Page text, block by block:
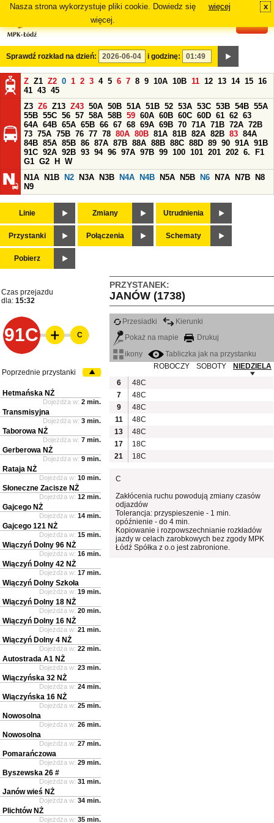
Nasza strona wykorzystuje pliki cookie. Dowiedz się
więcej.
więcej x
Sprawdź rozkład na dzień: i godzinę:
Z Z1 Z2 0 1 2 3 4 5 6 7 8 9 10A 10B 11 12 13 14 15 16
41 43 45
Z3 Z6 Z13 Z43 50A 50B 51A 51B 52 53A 53C 53B 54B 55A
55B 55C 56 57 58A 58B 59 60A 60B 60C 60D 61 62 63
64A 64B 65A 65B 66 67 68 69A 69B 70 71A 71B 72A 72B
73 75A 75B 76 77 78 80A 80B 81A 81B 82A 82B 83 84A
84B 85A 85B 86 87A 87B 88A 88B 88C 88D 89 90 91A 91B
91C 92A 92B 93 94 96 97A 97B 99 100 101 201 202 6.
F1
G1 G2 H
W
N1A
N1B N2 N3A N3B N4A N4B N5A N5B N6 N7A N7B
N8
N9
Linie Zmiany Utrudnienia
Przystanki Połączenia Schematy
Pobierz
PRZYSTANEK:
JANÓW (1738)
Czas przejazdu
dla: 15:32
91C
Przesiadki
Kierunki
Pokaż na mapie
Drukuj
ikony
Tabliczka jak na przystanku
ROBOCZY
SOBOTY
NIEDZIELA
6
48C
7
48C
9
48C
11
48C
13
48C
17
18C
21
18C
C
Zakłócenia ruchu powodują zmiany czasów
odjazdów
Tolerancja: przyspieszenie - 1 min.
opóźnienie - do 4 min.
Kopiowanie i rozpowszechnianie rozkładów
jazdy w celach zarobkowych bez zgody MPK
Łódź Spółka z o.o jest zabronione.
C
Poprzednie przystanki
Hetmańska NŻ
Dojeżdża w: 2 min.
Transmisyjna
Dojeżdża w: 3 min.
Taborowa NŻ
Dojeżdża w: 7 min.
Gerberowa NŻ
Dojeżdża w: 9 min.
Rataja NŻ
Dojeżdża w: 10 min.
Słoneczne Zacisze NŻ
Dojeżdża w: 12 min.
Gajcego NŻ
Dojeżdża w: 14 min.
Gajcego 121 NŻ
Dojeżdża w: 15 min.
Wiączyń Dolny 96 NŻ
Dojeżdża w: 16 min.
Wiączyń Dolny 42 NŻ
Dojeżdża w: 17 min.
Wiączyń Dolny Szkoła
Dojeżdża w: 19 min.
Wiączyń Dolny 18 NŻ
Dojeżdża w: 20 min.
Wiączyń Dolny 16 NŻ
Dojeżdża w: 21 min.
Wiączyń Dolny 4 NŻ
Dojeżdża w: 22 min.
Autostrada A1 NŻ
Dojeżdża w: 23 min.
Wiączyńska 32 NŻ
Dojeżdża w: 24 min.
Wiączyńska 16 NŻ
Dojeżdża w: 25 min.
Nowosolna
Dojeżdża w: 26 min.
Nowosolna
Dojeżdża w: 27 min.
Pomarańczowa
Dojeżdża w: 29 min.
Byszewska 26 #
Dojeżdża w: 31 min.
Janów wieś NŻ
Dojeżdża w: 34 min.
Plichtów NŻ
Dojeżdża w: 35 min.